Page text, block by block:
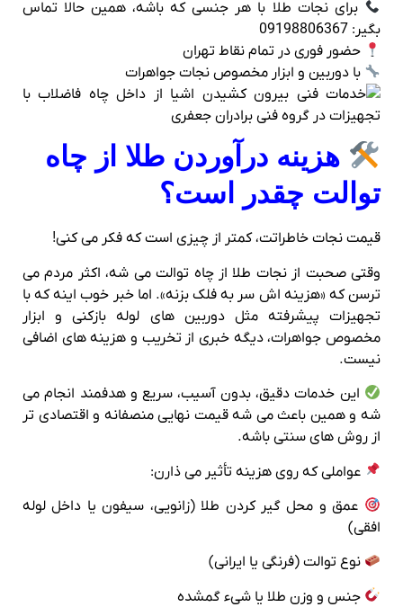
برای نجات طلا با هر جنسی که باشه، همین حالا تماس
بگیر: 09198806367
حضور فوری در تمام نقاط تهران
با دوربین و ابزار مخصوص نجات جواهرات
هزینه درآوردن طلا از چاه
توالت چقدر است؟
قیمت نجات خاطراتت، کمتر از چیزی‌ است که فکر می‌ کنی!
وقتی صحبت از نجات طلا از چاه توالت می‌ شه، اکثر مردم می‌
ترسن که «هزینه‌ اش سر به فلک بزنه». اما خبر خوب اینه که با
تجهیزات پیشرفته مثل دوربین‌ های لوله‌ بازکنی و ابزار
مخصوص جواهرات، دیگه خبری از تخریب و هزینه‌ های اضافی
نیست.
این خدمات دقیق، بدون آسیب، سریع و هدفمند انجام می‌
شه و همین باعث می‌ شه قیمت نهایی منصفانه و اقتصادی‌ تر
از روش‌ های سنتی باشه.
عواملی که روی هزینه تأثیر می‌ ذارن:
عمق و محل گیر کردن طلا (زانویی، سیفون یا داخل لوله
افقی)
نوع توالت (فرنگی یا ایرانی)
جنس و وزن طلا یا شیء گمشده